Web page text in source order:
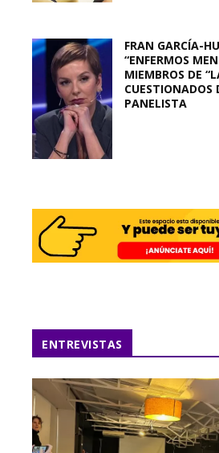
FRAN GARCÍA-
“ENFERMOS
MIEMBROS DE
CUESTIONADOS
PANELISTA
ENTREVISTAS